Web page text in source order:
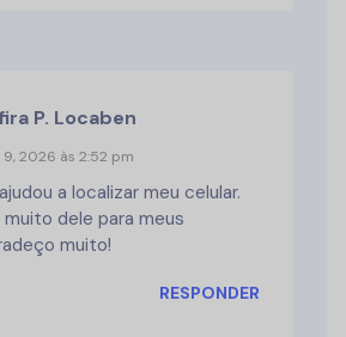
P. Locaben
9, 2026 às 2:52 pm
a localizar meu celular.
muito dele para meus
muito!
RESPONDER